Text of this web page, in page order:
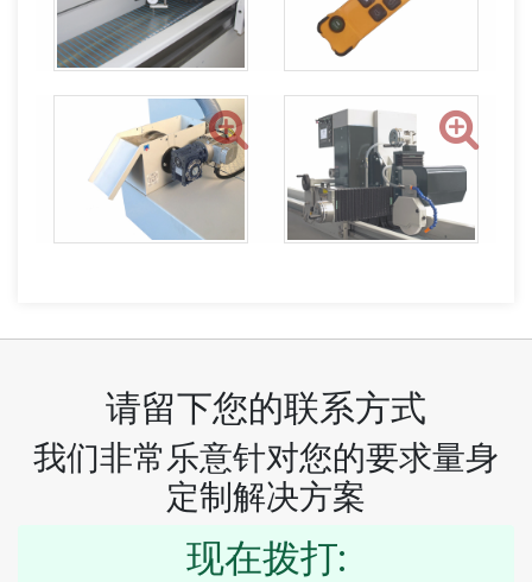
请留下您的联系方式
我们非常乐意针对您的要求量身
定制解决方案
现在拨打: